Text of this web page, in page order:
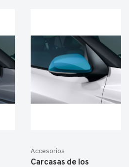
Accesorios
Carcasas de los